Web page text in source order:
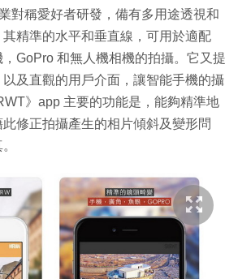
對稱愛好者研發，備有多用途透視和
精準的水平和垂直線，可用於適配
GoPro 和無人機相機的拍攝。它又提
及直觀的用戶介面，讓智能手機的攝
》app 主要的功能是，能夠精準地
修正拍攝產生的相片傾斜及變形問